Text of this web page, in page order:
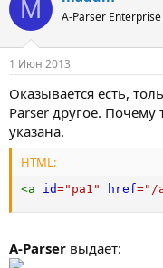
M A-Parser
1 Июн 2013
Оказывается есть,
Parser другое. Почему
указана.
HTML:
<a id=" pa1 " href=" /
A-Parser выдаёт: